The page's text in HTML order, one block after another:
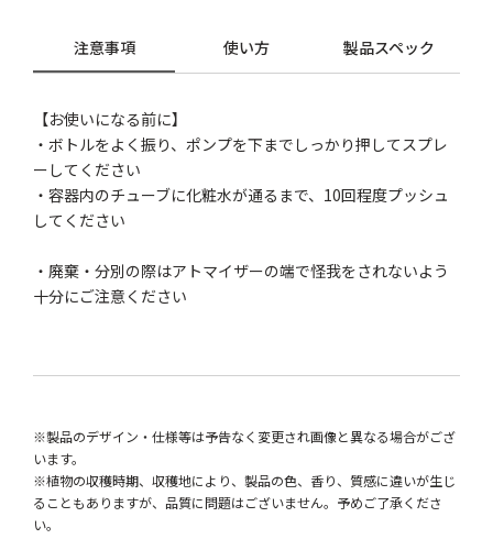
注意事項 使い方 製品スペック
【お使いになる前に】
・ボトルをよく振り、ポンプを下までしっかり押してスプレ
ーしてください
・容器内のチューブに化粧水が通るまで、10回程度プッシュ
してください
・廃棄・分別の際はアトマイザーの端で怪我をされないよう
十分にご注意ください
※製品のデザイン・仕様等は予告なく変更され画像と異なる場合がござ
います。
※植物の収穫時期、収穫地により、製品の色、香り、質感に違いが生じ
ることもありますが、品質に問題はございません。予めご了承くださ
い。